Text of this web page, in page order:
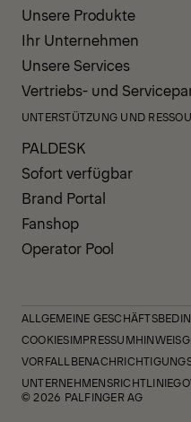
Unsere Produkte
Ihr Unternehmen
Unsere Services
Vertriebs- und
UNTERSTÜTZUNG UND
PALDESK
Sofort verfügbar
Brand Portal
Fanshop
Operator Pool
ALLGEMEINE
COOKIESIMPRESSUM
UNTERNEHMENSRICHTLINIE
© 2026 PALFINGER AG